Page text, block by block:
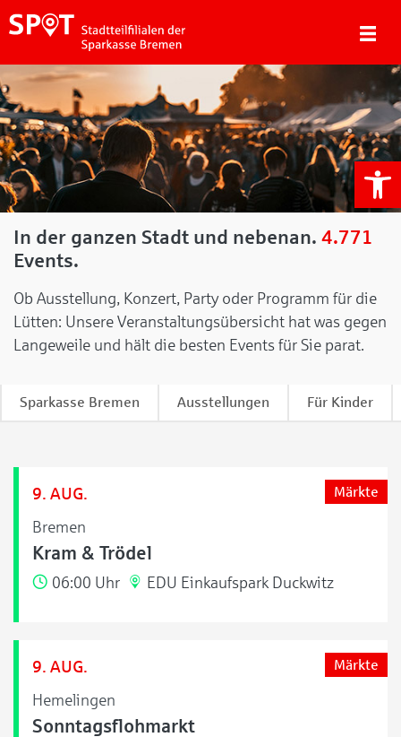
In der ganzen Stadt und nebenan. 4.771
Events.
Ob Ausstellung, Konzert, Party oder Programm für die
Lütten: Unsere Veranstaltungsübersicht hat was gegen
Langeweile und hält die besten Events für Sie parat.
Sparkasse Bremen Ausstellungen Für Kinder
9. AUG.
Bremen
Märkte
Kram & Trödel
06:00 Uhr EDU Einkaufspark Duckwitz
9. AUG.
Hemelingen
Märkte
Sonntagsflohmarkt